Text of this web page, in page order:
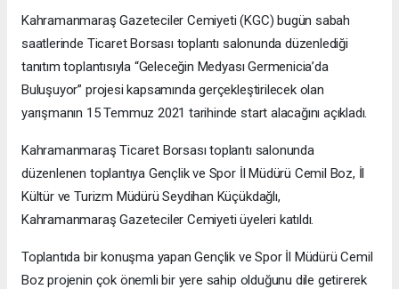
Kahramanmaraş Gazeteciler Cemiyeti (KGC) bugün sabah
saatlerinde Ticaret Borsası toplantı salonunda düzenlediği
tanıtım toplantısıyla “Geleceğin Medyası Germenicia’da
Buluşuyor” projesi kapsamında gerçekleştirilecek olan
yarışmanın 15 Temmuz 2021 tarihinde start alacağını açıkladı.
Kahramanmaraş Ticaret Borsası toplantı salonunda
düzenlenen toplantıya Gençlik ve Spor İl Müdürü Cemil Boz, İl
Kültür ve Turizm Müdürü Seydihan Küçükdağlı,
Kahramanmaraş Gazeteciler Cemiyeti üyeleri katıldı.
Toplantıda bir konuşma yapan Gençlik ve Spor İl Müdürü Cemil
Boz projenin çok önemli bir yere sahip olduğunu dile getirerek